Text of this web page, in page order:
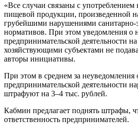
«Все случаи связаны с употреблением
пищевой продукции, произведенной
грубейшими нарушениями санитарно-
нормативов. При этом уведомления о
предпринимательской деятельности
хозяйствующими субъектами не
авторы инициативы.
При этом в среднем за неуведомления
предпринимательской деятельности
штрафуют на 3–4 тыс. рублей.
Кабмин предлагает поднять штрафы,
ответственность предпринимателей.